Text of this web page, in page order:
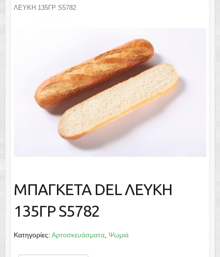
ΛΕΥΚΗ 135ΓΡ S5782
ΜΠΑΓΚΕΤΑ DEL ΛΕΥΚΗ
135ΓΡ S5782
Κατηγορίες: Αρτοσκευάσματα, Ψωμιά